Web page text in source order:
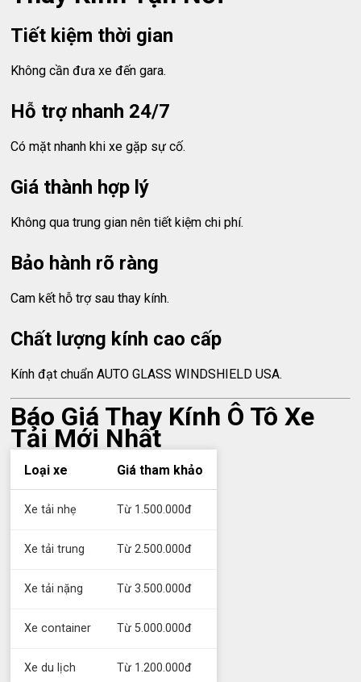
Tiết kiệm thời gian
Không cần đưa xe đến gara.
Hỗ trợ nhanh 24/7
Có mặt nhanh khi xe gặp sự cố.
Giá thành hợp lý
Không qua trung gian nên tiết kiệm chi phí.
Bảo hành rõ ràng
Cam kết hỗ trợ sau thay kính.
Chất lượng kính cao cấp
Kính đạt chuẩn AUTO GLASS WINDSHIELD USA.
Báo Giá Thay Kính Ô Tô Xe
Tải Mới Nhất
Loại xe Giá tham khảo
Xe tải nhẹ Từ 1.500.000đ
Xe tải trung Từ 2.500.000đ
Xe tải nặng Từ 3.500.000đ
Xe container Từ 5.000.000đ
Xe du lịch Từ 1.200.000đ